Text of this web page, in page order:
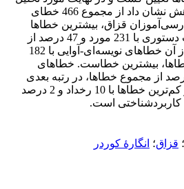
قرار گرفت. یافته‌های پژوهش نشان داد از مجموع 466 خطای
قزاق، بیشترین خطاها
متعلق به عدم رعایت نکات دستوری با 231 مورد و 47 درصد از
مجموع خطاها بوده و پس از آن خطاهای نویسه‌ای-آوایی با 182
جمع خطاها، بیشترین خطاست. خطاهای
با 43 رخداد و 10 درصد از مجموع خطاها، در رتبه بعدی
فراوانی خطاها قرار دارد و کم‌ترین خطاها با 10 رخداد و 2 درصد
است.
؛ قزاق؛ انگارۀ کوردر